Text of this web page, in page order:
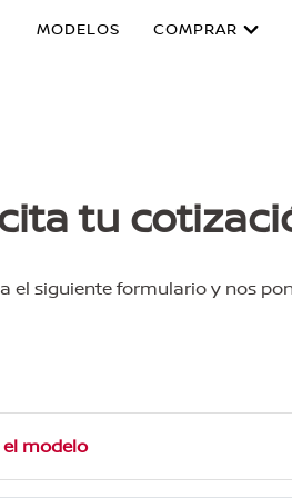
MODELOS COMPRAR